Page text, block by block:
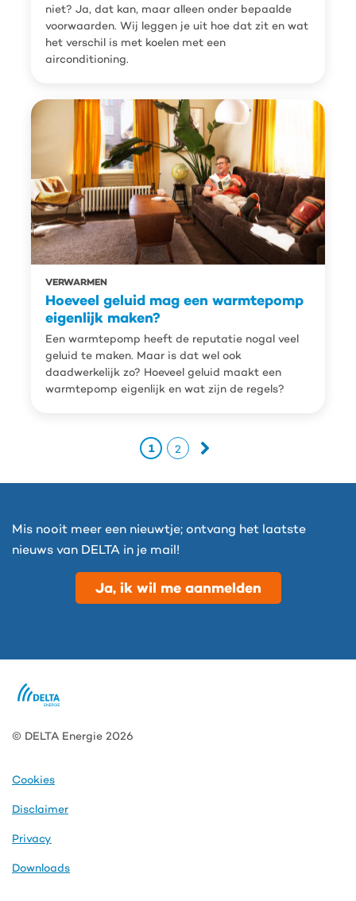
niet? Ja, dat kan, maar alleen onder bepaalde
voorwaarden. Wij leggen je uit hoe dat zit en wat
het verschil is met koelen met een
airconditioning.
VERWARMEN
Hoeveel geluid mag een warmtepomp
eigenlijk maken?
Een warmtepomp heeft de reputatie nogal veel
geluid te maken. Maar is dat wel ook
daadwerkelijk zo? Hoeveel geluid maakt een
warmtepomp eigenlijk en wat zijn de regels?
1 2
Mis nooit meer een nieuwtje; ontvang het laatste
nieuws van DELTA in je mail!
Ja, ik wil me aanmelden
© DELTA Energie 2026
Cookies
Disclaimer
Privacy
Downloads